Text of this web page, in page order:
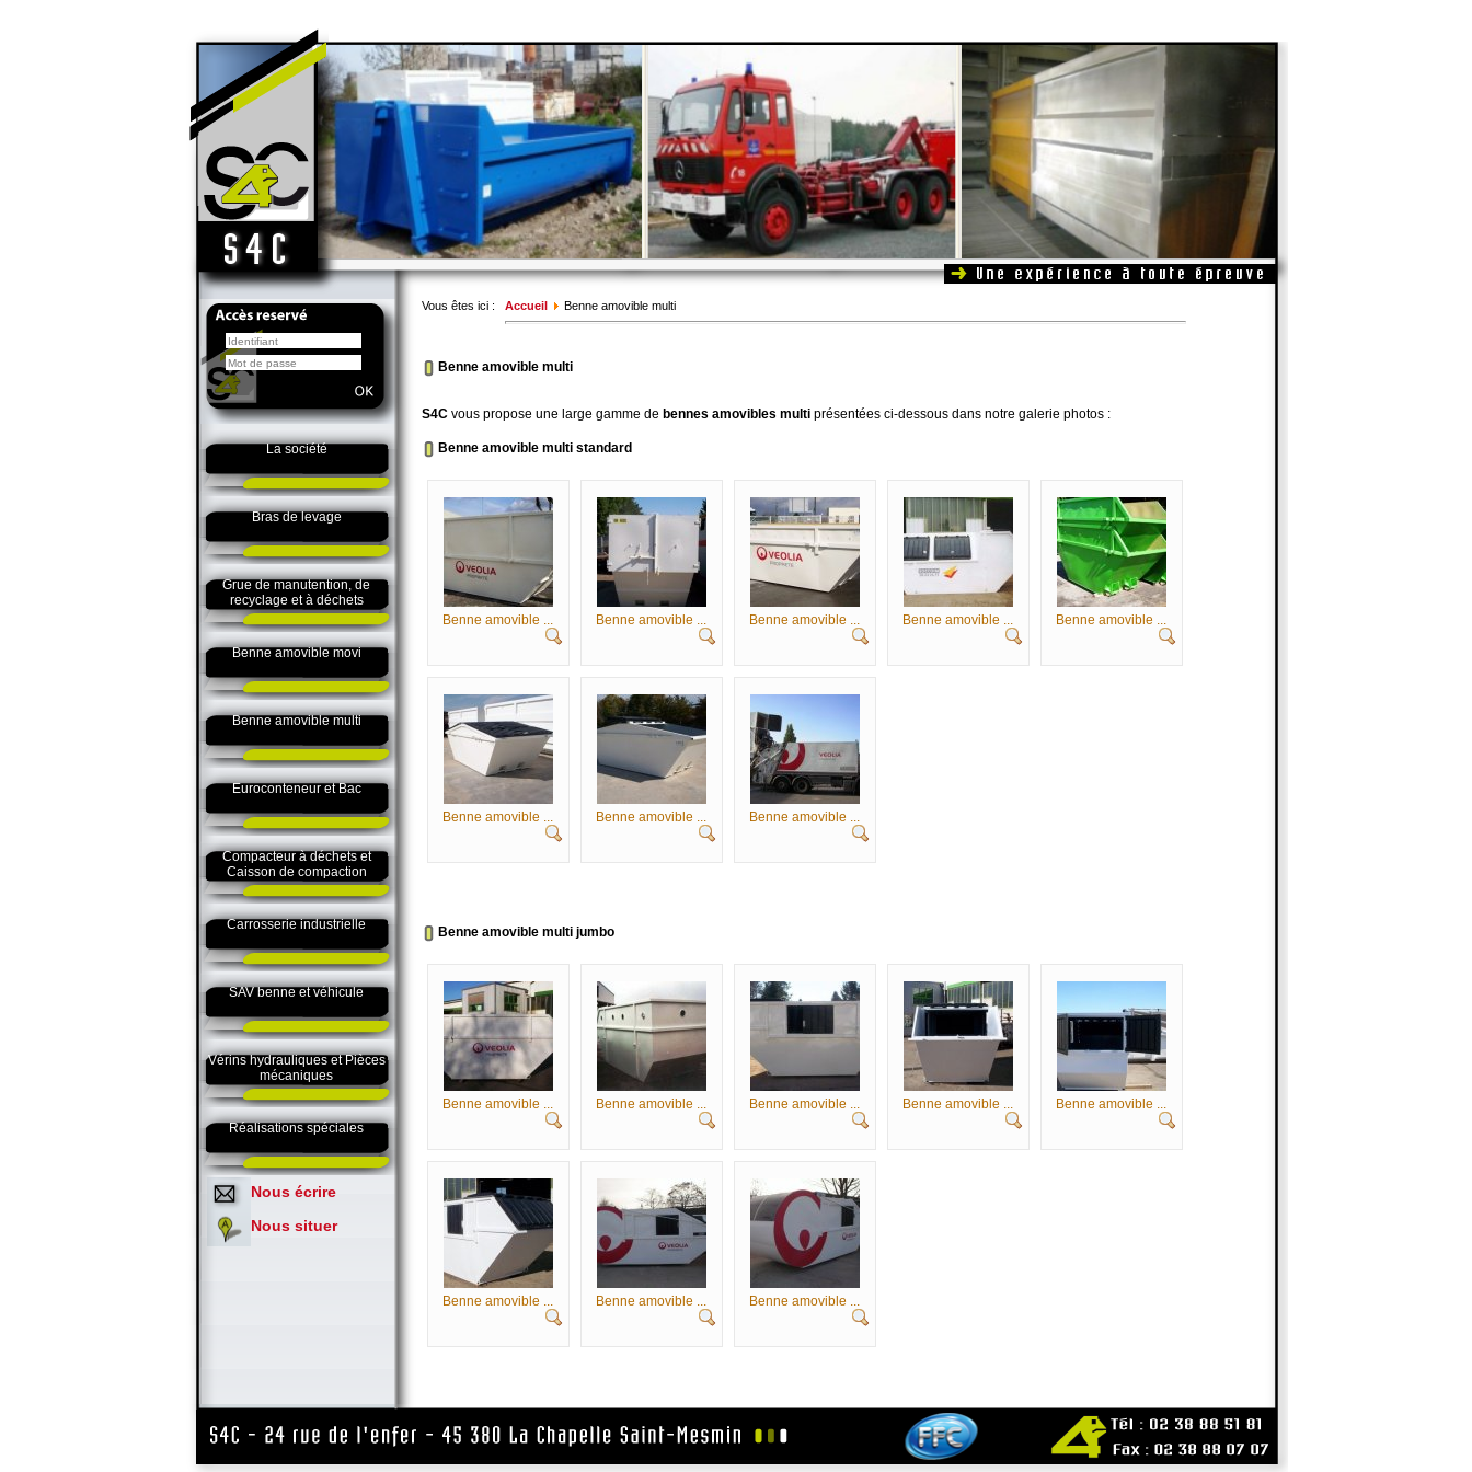
La société
Bras de levage
Grue de manutention, de
recyclage et à déchets
Benne amovible movi
Benne amovible multi
Euroconteneur et Bac
Compacteur à déchets et
Caisson de compaction
Carrosserie industrielle
SAV benne et véhicule
Vérins hydrauliques et Pièces
mécaniques
Réalisations spéciales
Nous écrire
Nous situer
Vous êtes ici : Accueil Benne amovible multi
Benne amovible multi
S4Cvous propose une large gamme de bennes amovibles multiprésentées ci-dessous dans notre galerie photos :
Benne amovible multi standard
Benne amovible ... Benne amovible ... Benne amovible ... Benne amovible ... Benne amovible ...
Benne amovible ... Benne amovible ... Benne amovible ...
Benne amovible multi jumbo
Benne amovible ... Benne amovible ... Benne amovible ... Benne amovible ... Benne amovible ...
Benne amovible ... Benne amovible ... Benne amovible ...